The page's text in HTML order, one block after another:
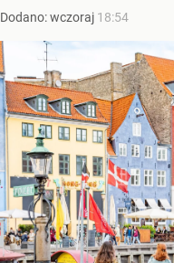
Dodano:wczoraj 18:54